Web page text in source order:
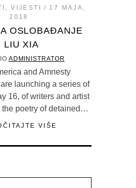
,VIJESTI
17 MAJA,
2018
OSLOBAĐANJE
LIU XIA
ADMINISTRATOR
and Amnesty
launching a series of
16, of writers and artist
the poetry of detained…
VIŠE